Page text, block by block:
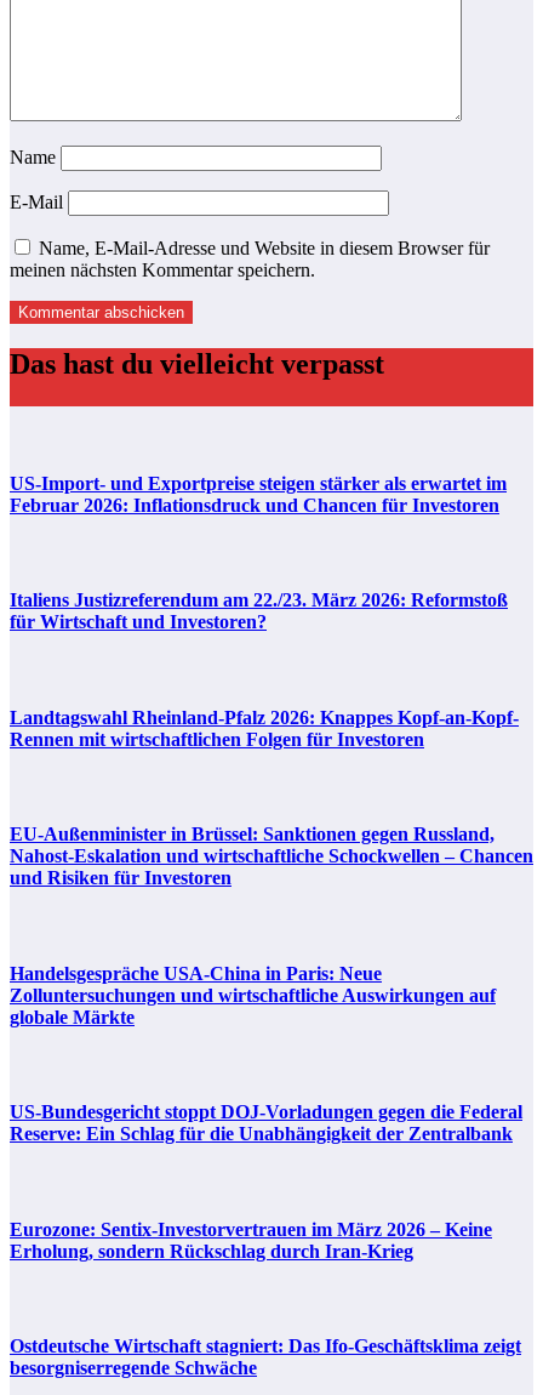
Name
E-Mail
Name, E-Mail-Adresse und Website in diesem Browser für
meinen nächsten Kommentar speichern.
Das hast du vielleicht verpasst
US-Import- und Exportpreise steigen stärker als erwartet im
Februar 2026: Inflationsdruck und Chancen für Investoren
Italiens Justizreferendum am 22./23. März 2026: Reformstoß
für Wirtschaft und Investoren?
Landtagswahl Rheinland-Pfalz 2026: Knappes Kopf-an-Kopf-
Rennen mit wirtschaftlichen Folgen für Investoren
EU-Außenminister in Brüssel: Sanktionen gegen Russland,
Nahost-Eskalation und wirtschaftliche Schockwellen – Chancen
und Risiken für Investoren
Handelsgespräche USA-China in Paris: Neue
Zolluntersuchungen und wirtschaftliche Auswirkungen auf
globale Märkte
US-Bundesgericht stoppt DOJ-Vorladungen gegen die Federal
Reserve: Ein Schlag für die Unabhängigkeit der Zentralbank
Eurozone: Sentix-Investorvertrauen im März 2026 – Keine
Erholung, sondern Rückschlag durch Iran-Krieg
Ostdeutsche Wirtschaft stagniert: Das Ifo-Geschäftsklima zeigt
besorgniserregende Schwäche